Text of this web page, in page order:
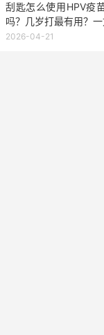
刮匙怎么使用HPV疫
吗？几岁打最有用？
2026-04-21